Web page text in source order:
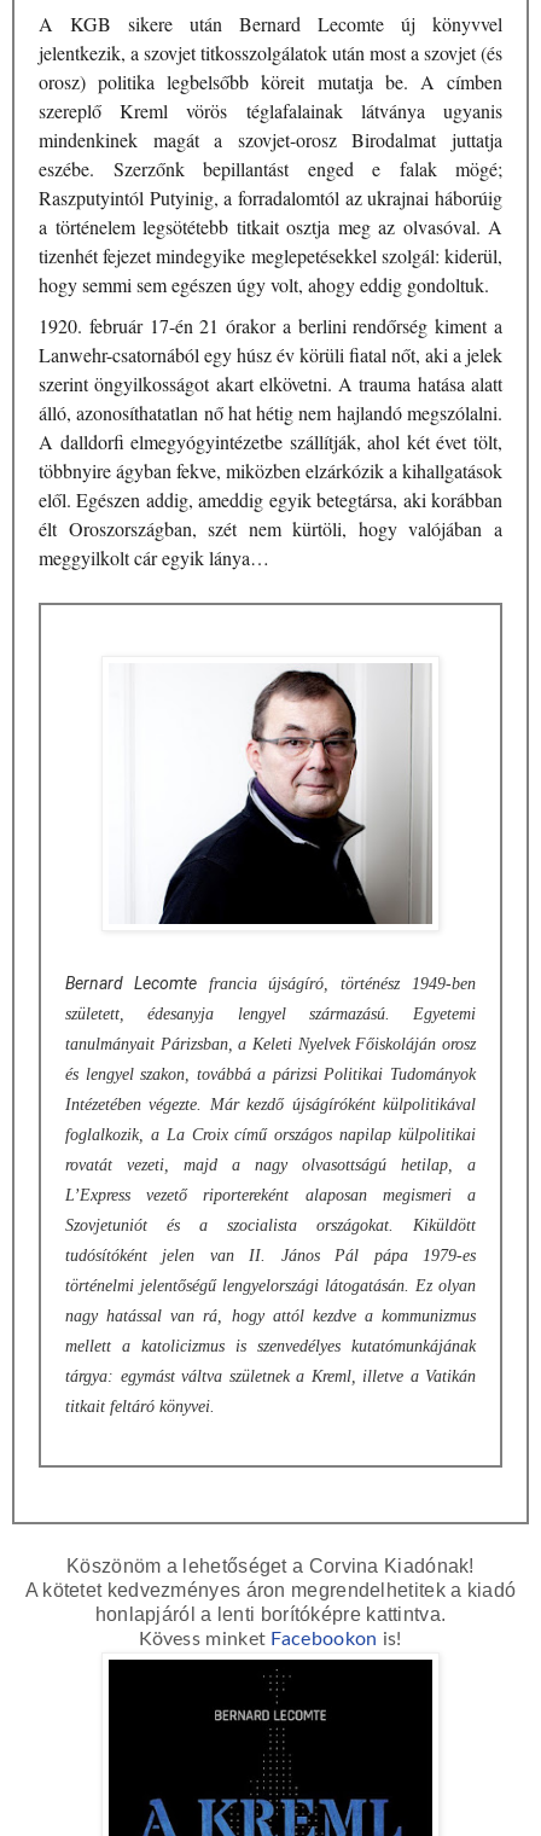
A ​KGB sikere után Bernard Lecomte új könyvvel
jelentkezik, a szovjet titkosszolgálatok után most a szovjet (és
orosz) politika legbelsőbb köreit mutatja be. A címben
szereplő Kreml vörös téglafalainak látványa ugyanis
mindenkinek magát a szovjet-orosz Birodalmat juttatja
eszébe. Szerzőnk bepillantást enged e falak mögé;
Raszputyintól Putyinig, a forradalomtól az ukrajnai háborúig
a történelem legsötétebb titkait osztja meg az olvasóval. A
tizenhét fejezet mindegyike meglepetésekkel szolgál: kiderül,
hogy semmi sem egészen úgy volt, ahogy eddig gondoltuk.
1920. február 17-én 21 órakor a berlini rendőrség kiment a
Lanwehr-csatornából egy húsz év körüli fiatal nőt, aki a jelek
szerint öngyilkosságot akart elkövetni. A trauma hatása alatt
álló, azonosíthatatlan nő hat hétig nem hajlandó megszólalni.
A dalldorfi elmegyógyintézetbe szállítják, ahol két évet tölt,
többnyire ágyban fekve, miközben elzárkózik a kihallgatások
elől. Egészen addig, ameddig egyik betegtársa, aki korábban
élt Oroszországban, szét nem kürtöli, hogy valójában a
meggyilkolt cár egyik lánya…
Bernard Lecomtefrancia újságíró, történész 1949-ben
született, édesanyja lengyel származású. Egyetemi
tanulmányait Párizsban, a Keleti Nyelvek Főiskoláján orosz
és lengyel szakon, továbbá a párizsi Politikai Tudományok
Intézetében végezte. Már kezdő újságíróként külpolitikával
foglalkozik, a La Croix című országos napilap külpolitikai
rovatát vezeti, majd a nagy olvasottságú hetilap, a
L’Express vezető riportereként alaposan megismeri a
Szovjetuniót és a szocialista országokat. Kiküldött
tudósítóként jelen van II. János Pál pápa 1979-es
történelmi jelentőségű lengyelországi látogatásán. Ez olyan
nagy hatással van rá, hogy attól kezdve a kommunizmus
mellett a katolicizmus is szenvedélyes kutatómunkájának
tárgya: egymást váltva születnek a Kreml, illetve a Vatikán
titkait feltáró könyvei.
Köszönöm a lehetőséget a Corvina Kiadónak!
A kötetet kedvezményes áron megrendelhetitek a kiadó
honlapjáról a lenti borítóképre kattintva.
Kövess minket Facebookon is!